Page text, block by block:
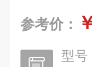
参考价：
型号